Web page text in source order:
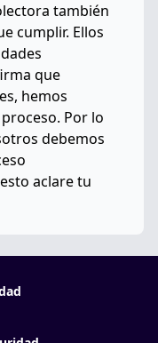
también
cumplir. Ellos
que
hemos
Por lo
debemos
aclare tu